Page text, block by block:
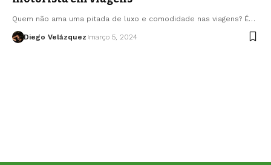
Quem não ama uma pitada de luxo e comodidade nas viagens? É…
Diego Velázquez março 5, 2024